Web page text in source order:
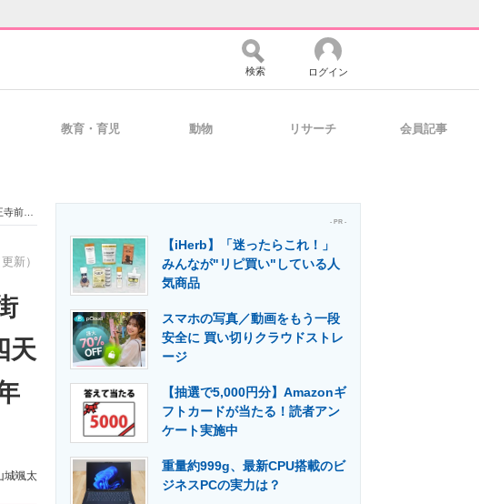
経営リーダーのコミュニティ マーケ×ITの今がよく分かる
製造業のIT導入・活用を支援
エネルギーの専門メディア 建設×テクノロジーの最前線
検索 ログイン
教育・育児 動物 リサーチ 会員記事
結果】
新）
天
城颯太
- PR -
【iHerb】「迷ったらこれ！」
みんなが"リピ買い"している人
気商品
スマホの写真／動画をもう一段
安全に 買い切りクラウドストレ
ージ
【抽選で5,000円分】Amazonギ
フトカードが当たる！読者アン
ケート実施中
重量約999g、最新CPU搭載のビ
ジネスPCの実力は？